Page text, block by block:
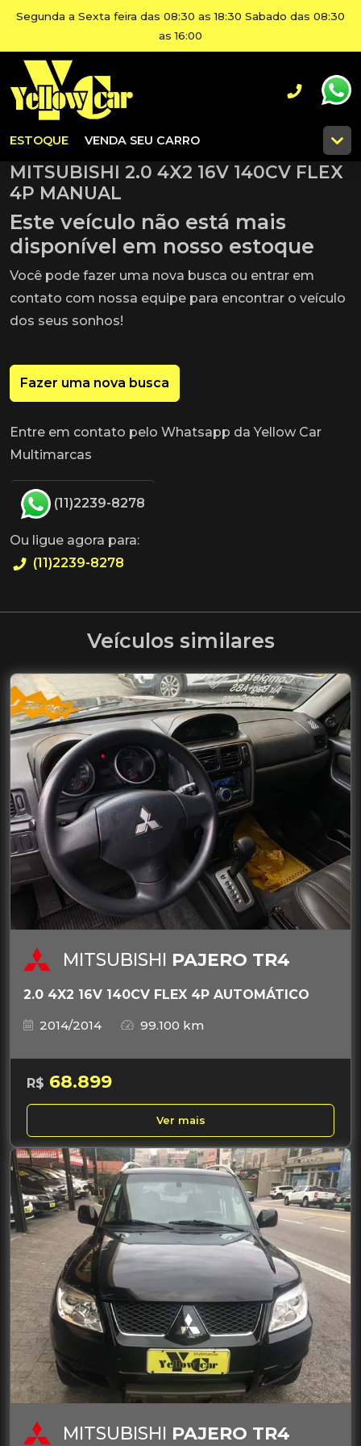
Segunda a Sexta feira das 08:30 as 18:30 Sabado das 08:30
as 16:00
ESTOQUE VENDA SEU CARRO
MITSUBISHI 2.0 4X2 16V 140CV FLEX
4P MANUAL
Este veículo não está mais
disponível em nosso estoque
Você pode fazer uma nova busca ou entrar em
contato com nossa equipe para encontrar o veículo
dos seus sonhos!
Fazer uma nova busca
Entre em contato pelo Whatsapp da Yellow Car
Multimarcas
(11)2239-8278
Ou ligue agora para:
(11)2239-8278
Veículos similares
MITSUBISHI PAJERO TR4
2.0 4X2 16V 140CV FLEX 4P AUTOMÁTICO
2014/2014
99.100 km
R$ 68.899
Ver mais
MITSUBISHI PAJERO TR4